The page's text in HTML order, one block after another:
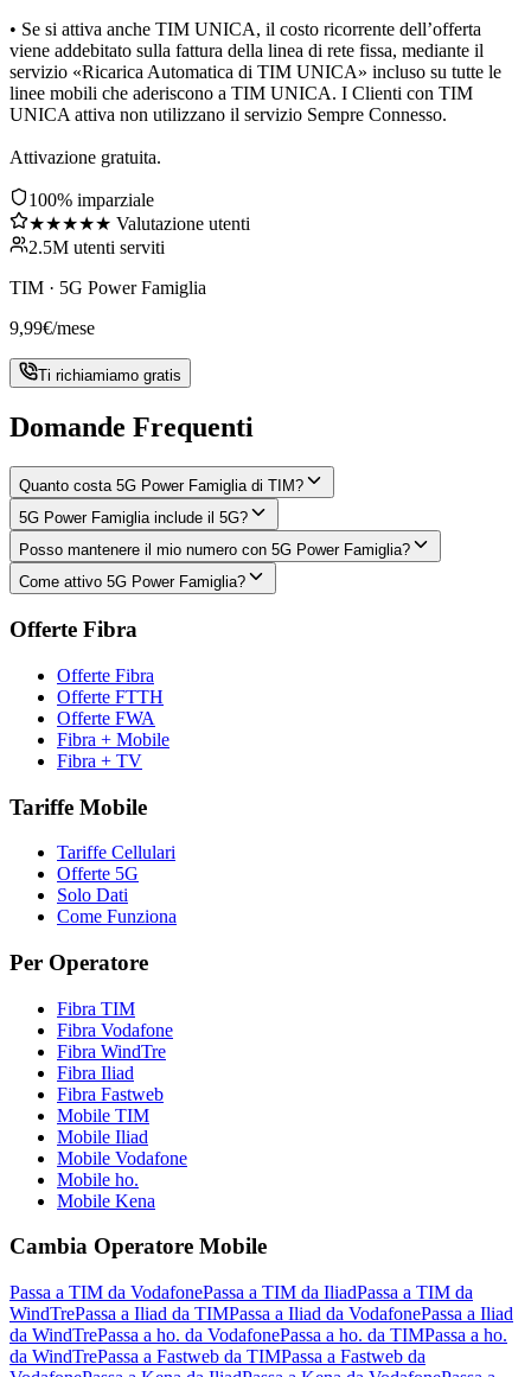
• Se si attiva anche TIM UNICA, il costo ricorrente dell’offerta
viene addebitato sulla fattura della linea di rete fissa, mediante il
servizio «Ricarica Automatica di TIM UNICA» incluso su tutte le
linee mobili che aderiscono a TIM UNICA. I Clienti con TIM
UNICA attiva non utilizzano il servizio Sempre Connesso.
Attivazione gratuita.
100% imparziale
★★★★★ Valutazione utenti
2.5M utenti serviti
TIM · 5G Power Famiglia
9,99€/mese
Ti richiamiamo gratis
Domande Frequenti
Quanto costa 5G Power Famiglia di TIM?
5G Power Famiglia include il 5G?
Posso mantenere il mio numero con 5G Power Famiglia?
Come attivo 5G Power Famiglia?
Offerte Fibra
Offerte Fibra
Offerte FTTH
Offerte FWA
Fibra + Mobile
Fibra + TV
Tariffe Mobile
Tariffe Cellulari
Offerte 5G
Solo Dati
Come Funziona
Per Operatore
Fibra TIM
Fibra Vodafone
Fibra WindTre
Fibra Iliad
Fibra Fastweb
Mobile TIM
Mobile Iliad
Mobile Vodafone
Mobile ho.
Mobile Kena
Cambia Operatore Mobile
Passa a TIM da VodafonePassa a TIM da IliadPassa a TIM da
WindTrePassa a Iliad da TIMPassa a Iliad da VodafonePassa a Iliad
da WindTrePassa a ho. da VodafonePassa a ho. da TIMPassa a ho.
da WindTrePassa a Fastweb da TIMPassa a Fastweb da